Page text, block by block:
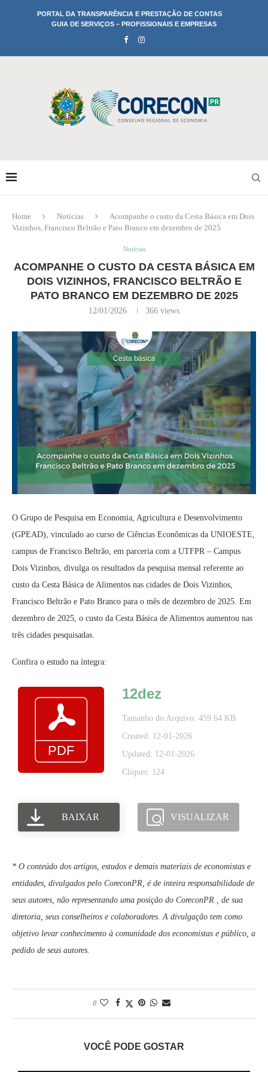
PORTAL DA TRANSPARÊNCIA E PRESTAÇÃO DE CONTAS
GUIA DE SERVIÇOS – PROFISSIONAIS E EMPRESAS
Home Notícias
Acompanhe o custo da Cesta Básica em Dois
Vizinhos, Francisco Beltrão e Pato Branco em dezembro de 2025
Notícias
ACOMPANHE O CUSTO DA CESTA BÁSICA EM
DOIS VIZINHOS, FRANCISCO BELTRÃO E
PATO BRANCO EM DEZEMBRO DE 2025
12/01/2026 366 views
O Grupo de Pesquisa em Economia, Agricultura e Desenvolvimento
(GPEAD), vinculado ao curso de Ciências Econômicas da UNIOESTE,
campus de Francisco Beltrão, em parceria com a UTFPR – Campus
Dois Vizinhos, divulga os resultados da pesquisa mensal referente ao
custo da Cesta Básica de Alimentos nas cidades de Dois Vizinhos,
Francisco Beltrão e Pato Branco para o mês de dezembro de 2025. Em
dezembro de 2025, o custo da Cesta Básica de Alimentos aumentou nas
três cidades pesquisadas.
Confira o estudo na íntegra:
12dez
Tamanho do Arquivo: 459.64 KB
Created: 12-01-2026
Updated: 12-01-2026
Cliques: 124
BAIXAR VISUALIZAR
* O conteúdo dos artigos, estudos e demais materiais de economistas e
entidades, divulgados pelo CoreconPR, é de inteira responsabilidade de
seus autores, não representando uma posição do CoreconPR , de sua
diretoria, seus conselheiros e colaboradores. A divulgação tem como
objetivo levar conhecimento à comunidade dos economistas e público, a
pedido de seus autores.
0
VOCÊ PODE GOSTAR